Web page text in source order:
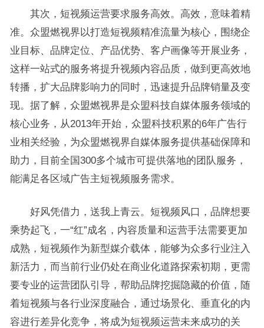
其次，短视频运营要求服务高效。高效，意味着精
准。众盟燃视界以打造短视频精准流量为核心，围绕企
业目标、品牌定位、产品优势、客户画像等开展业务，
这样一站式的服务将提升视频内容品质，做到更高效地
转播，扩大品牌影响力的同时，迅速提升品牌销量及变
现。据了解，众盟燃视界是众盟科技自媒体服务领域的
核心业务，从2013年开始，众盟科技积累的6年广告行
业相关经验，为众盟燃视界自媒体服务提供基础保障和
助力，目前全国300多个城市可提供落地的团队服务，
能满足各区域广告主短视频服务需求。
好风凭借力，送我上青云。短视频风口，品牌想要
乘势起飞，一“红”成名，内容质量和运营手法需要更加
成熟，短视频作为新型媒介载体，能够为众多行业注入
新活力，而当前行业仍处在商业化道路探索初期，更需
要专业的运营团队引导，帮助品牌挖掘隐藏的价值，随
着短视频与各行业深度融合，通过场景化、垂直化的内
容进行差异化竞争，将成为短视频运营未来成功的关